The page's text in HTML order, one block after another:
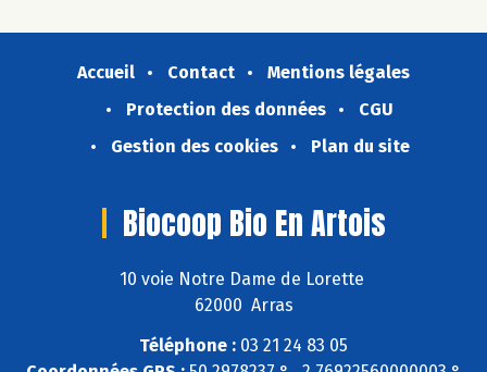
Accueil Contact
Mentions légales
Protection des données
CGU
Gestion des cookies
Plan du site
Biocoop Bio En Artois
10 voie Notre Dame de Lorette
62000 Arras
Téléphone : 03 21 24 83 05